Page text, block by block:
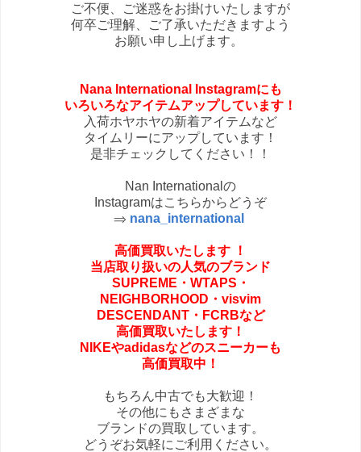
ご不便、ご迷惑をお掛けいたしますが
何卒ご理解、ご了承いただきますよう
お願い申し上げます。
Nana International Instagramにも
いろいろなアイテムアップしています！
入荷ホヤホヤの新着アイテムなど
タイムリーにアップしています！
是非チェックしてください！！
Nan Internationalの
Instagramはこちらからどうぞ
⇒ nana_international
高価買取いたします ！
当店取り扱いの人気のブランド
SUPREME・ WTAPS・
NEIGHBORHOOD・ visvim
DESCENDANT・FCRBなど
高価買取いたします！
NIKEやadidasなどのスニーカーも
高価買取中！
もちろん中古でも大歓迎！
その他にもさまざまな
ブランドの買取しています。
どうぞお気軽にご利用ください。